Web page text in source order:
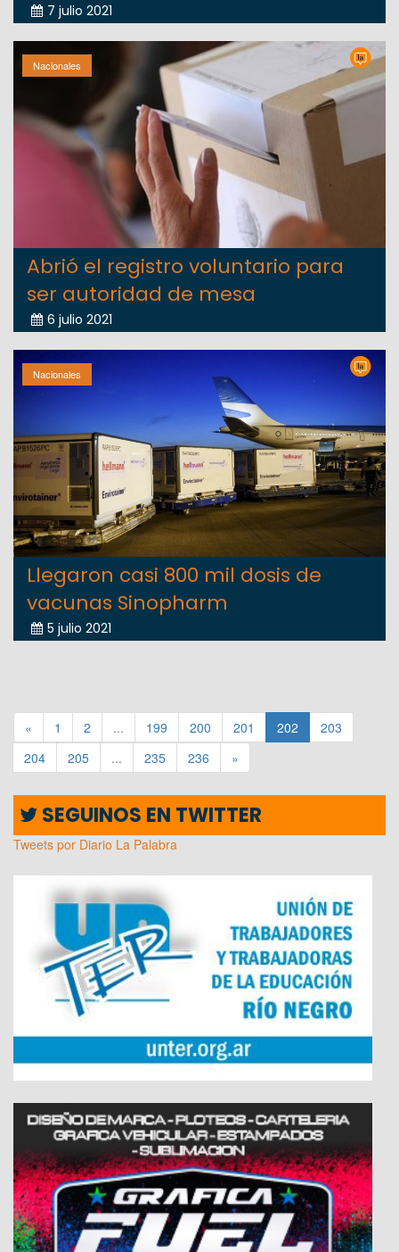
7 julio 2021
Nacionales
Abrió el registro voluntario para
ser autoridad de mesa
6 julio 2021
Nacionales
Llegaron casi 800 mil dosis de
vacunas Sinopharm
5 julio 2021
« 1 2 ... 199 200 201 202
203
204
205 ... 235 236 »
SEGUINOS EN TWITTER
Tweets por Diario La Palabra